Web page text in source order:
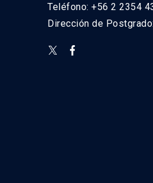
Teléfono: +56 2 2354
Dirección de